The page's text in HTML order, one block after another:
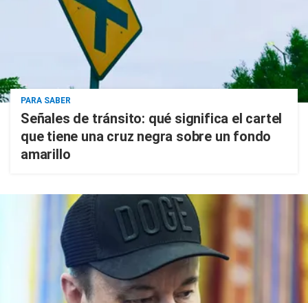
PARA SABER
Señales de tránsito: qué significa el cartel
que tiene una cruz negra sobre un fondo
amarillo